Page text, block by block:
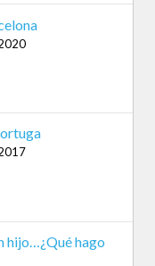
hijo…¿Qué hago